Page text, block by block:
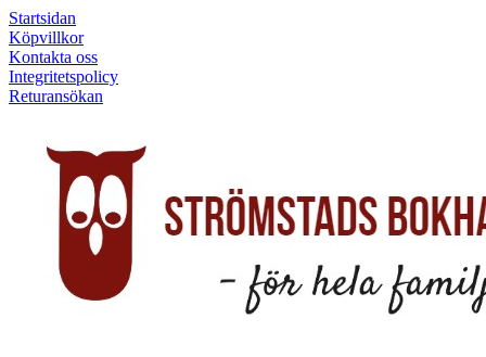
Startsidan
Köpvillkor
Kontakta oss
Integritetspolicy
Returansökan